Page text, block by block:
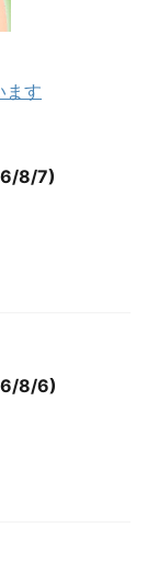
ます
8/7)
8/6)